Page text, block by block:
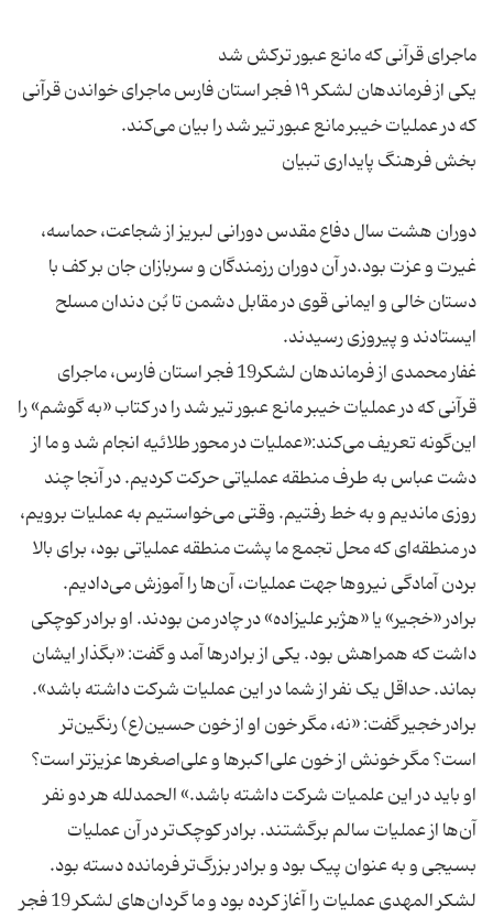
یکی از فرماندهان لشکر ۱۹ فجر استان فارس ماجرای خواندن قرآنی
دوران هشت سال دفاع مقدس دورانی لبریز از شجاعت، حماسه،
غیرت و عزت بود.در آن دوران رزمندگان و سربازان جان بر کف با
دستان خالی و ایمانی قوی در مقابل دشمن تا بُن دندان مسلح
غفار محمدی از فرماندهان لشکر19 فجر استان فارس، ماجرای
قرآنی که در عملیات خیبر مانع عبور تیر شد را در کتاب «به گوشم» را
این‌گونه تعریف می‌‌کند:«عملیات در محور طلائیه انجام شد و ما از
دشت عباس به طرف منطقه عملیاتی حرکت کردیم. در آنجا چند
روزی ماندیم و به خط رفتیم. وقتی می‌خواستیم به عملیات برویم،
در منطقه‌ای که محل تجمع ما پشت منطقه عملیاتی بود، برای بالا
برادر «خجیر» یا «هژبر علیزاده» در چادر من بودند. او برادر کوچکی
داشت که همراهش بود. یکی از برادرها آمد و گفت: «بگذار ایشان
بماند. حداقل یک نفر از شما در این عملیات شرکت داشته باشد».
برادر خجیر گفت: «نه، مگر خون او از خون حسین(ع) رنگین‌تر
است؟ مگر خونش از خون علی‌اکبرها و علی‌اصغرها عزیزتر است؟
او باید در این علمیات شرکت داشته باشد.» الحمدلله هر دو نفر
آن‌ها از عملیات سالم برگشتند. برادر کوچک‌تر در آن عملیات
لشکر المهدی عملیات را آغاز کرده بود و ما گردان‌های لشکر 19 فجر